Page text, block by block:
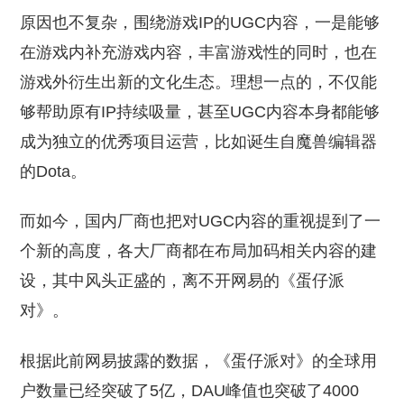
原因也不复杂，围绕游戏IP的UGC内容，一是能够
在游戏内补充游戏内容，丰富游戏性的同时，也在
游戏外衍生出新的文化生态。理想一点的，不仅能
够帮助原有IP持续吸量，甚至UGC内容本身都能够
成为独立的优秀项目运营，比如诞生自魔兽编辑器
的Dota。
而如今，国内厂商也把对UGC内容的重视提到了一
个新的高度，各大厂商都在布局加码相关内容的建
设，其中风头正盛的，离不开网易的《蛋仔派
对》。
根据此前网易披露的数据，《蛋仔派对》的全球用
户数量已经突破了5亿，DAU峰值也突破了4000